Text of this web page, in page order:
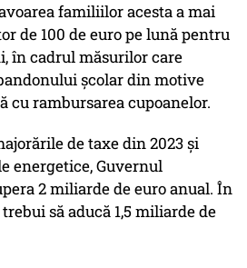
familiilor acesta a mai
de 100 de euro pe lună pentru
în cadrul măsurilor care
școlar din motive
cu rambursarea cupoanelor.
de taxe din 2023 și
energetice, Guvernul
2 miliarde de euro anual. În
să aducă 1,5 miliarde de